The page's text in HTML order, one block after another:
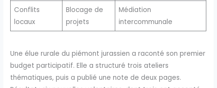
Conflits
locaux
Blocage de
projets
Médiation
intercommunale
Une élue rurale du piémont jurassien a raconté son premier
budget participatif. Elle a structuré trois ateliers
thématiques, puis a publié une note de deux pages.